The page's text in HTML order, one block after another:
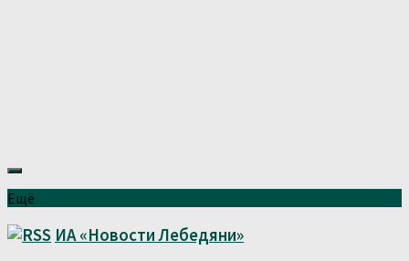
Ещё
ИА «Новости Лебедяни»